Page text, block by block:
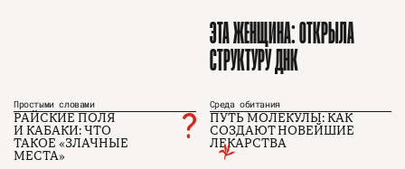
ЭТА ЖЕНЩИНА: ОТКРЫЛА
СТРУКТУРУ ДНК
Простыми словами
РАЙСКИЕ ПОЛЯ
И КАБАКИ: ЧТО
ТАКОЕ «ЗЛАЧНЫЕ
МЕСТА»
Среда обитания
ПУТЬ МОЛЕКУЛЫ: КАК
СОЗДАЮТ НОВЕЙШИЕ
ЛЕКАРСТВА